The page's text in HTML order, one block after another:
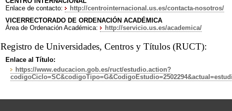
Enlace de contacto:
http://centrointernacional.us.es/contacta-nosotros/
VICERRECTORADO DE ORDENACIÓN ACADÉMICA
Área de Ordenación Académica:
http://servicio.us.es/academica/
Registro de Universidades, Centros y Títulos (RUCT):
Enlace al Título:
https://www.educacion.gob.es/ruct/estudio.action?